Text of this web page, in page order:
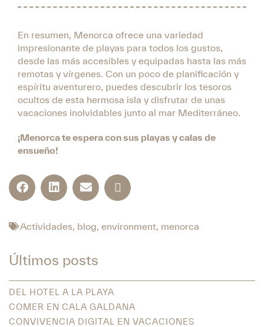
En resumen, Menorca ofrece una variedad
impresionante de playas para todos los gustos,
desde las más accesibles y equipadas hasta las más
remotas y vírgenes. Con un poco de planificación y
espíritu aventurero, puedes descubrir los tesoros
ocultos de esta hermosa isla y disfrutar de unas
vacaciones inolvidables junto al mar Mediterráneo.
¡Menorca te espera con sus playas y calas de
ensueño!
Actividades, blog, environment, menorca
Últimos posts
DEL HOTEL A LA PLAYA
COMER EN CALA GALDANA
CONVIVENCIA DIGITAL EN VACACIONES